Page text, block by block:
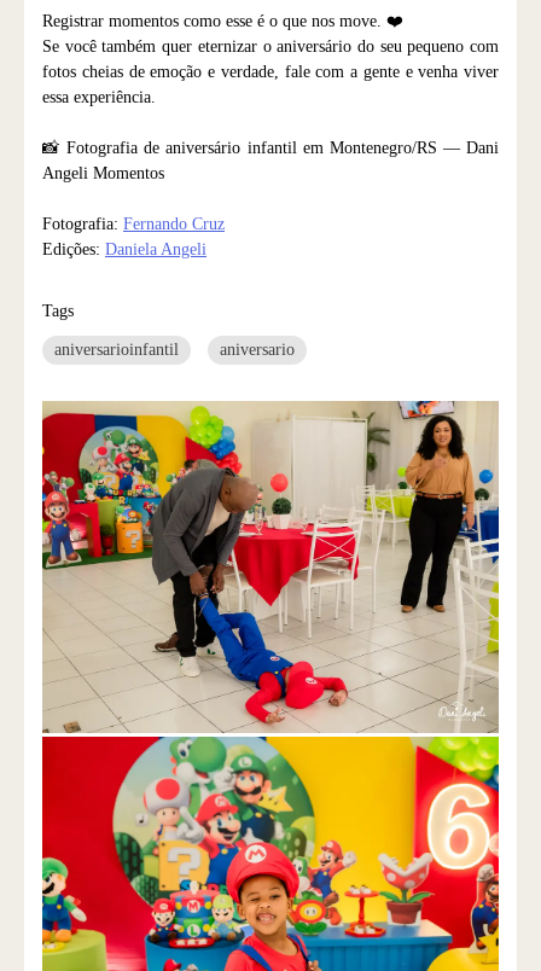
Registrar momentos como esse é o que nos move. ❤️
Se você também quer eternizar o aniversário do seu pequeno com
fotos cheias de emoção e verdade, fale com a gente e venha viver
essa experiência.
📸 Fotografia de aniversário infantil em Montenegro/RS — Dani
Angeli Momentos
Fotografia: Fernando Cruz
Edições: Daniela Angeli
Tags
aniversarioinfantil aniversario